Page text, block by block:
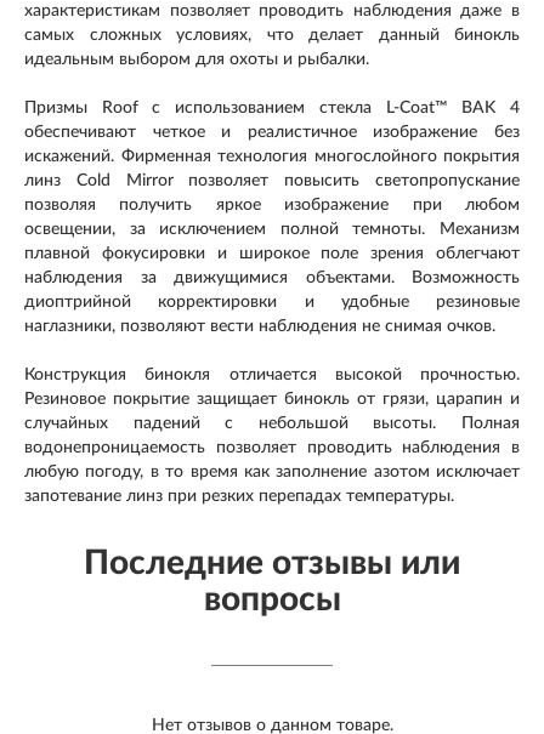
характеристикам позволяет проводить наблюдения даже в
самых сложных условиях, что делает данный бинокль
идеальным выбором для охоты и рыбалки.
Призмы Roof с использованием стекла L-Coat™ BAK 4
обеспечивают четкое и реалистичное изображение без
искажений. Фирменная технология многослойного покрытия
линз Cold Mirror позволяет повысить светопропускание
позволяя получить яркое изображение при любом
освещении, за исключением полной темноты. Механизм
плавной фокусировки и широкое поле зрения облегчают
наблюдения за движущимися объектами. Возможность
диоптрийной корректировки и удобные резиновые
наглазники, позволяют вести наблюдения не снимая очков.
Конструкция бинокля отличается высокой прочностью.
Резиновое покрытие защищает бинокль от грязи, царапин и
случайных падений с небольшой высоты. Полная
водонепроницаемость позволяет проводить наблюдения в
любую погоду, в то время как заполнение азотом исключает
запотевание линз при резких перепадах температуры.
Последние отзывы или
вопросы
Нет отзывов о данном товаре.